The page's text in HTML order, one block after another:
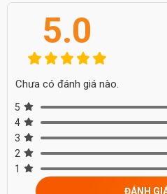
5.0
Chưa có đánh giá nào.
5
4
3
2
1
ĐÁNH